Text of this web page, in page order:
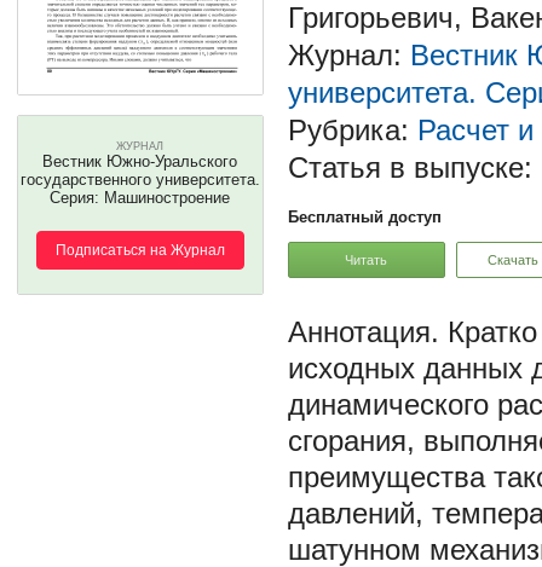
ЖУРНАЛ
Вестник Южно-Уральского
государственного университета.
Серия: Машиностроение
Подписаться на Журнал
Григорьевич,
Журнал: Вестник
университета.
Рубрика: Расчет
Статья в выпуске:
Бесплатный доступ
Читать Скачать
исходных данных
динамического
сгорания,
преимущества
давлений,
шатунном